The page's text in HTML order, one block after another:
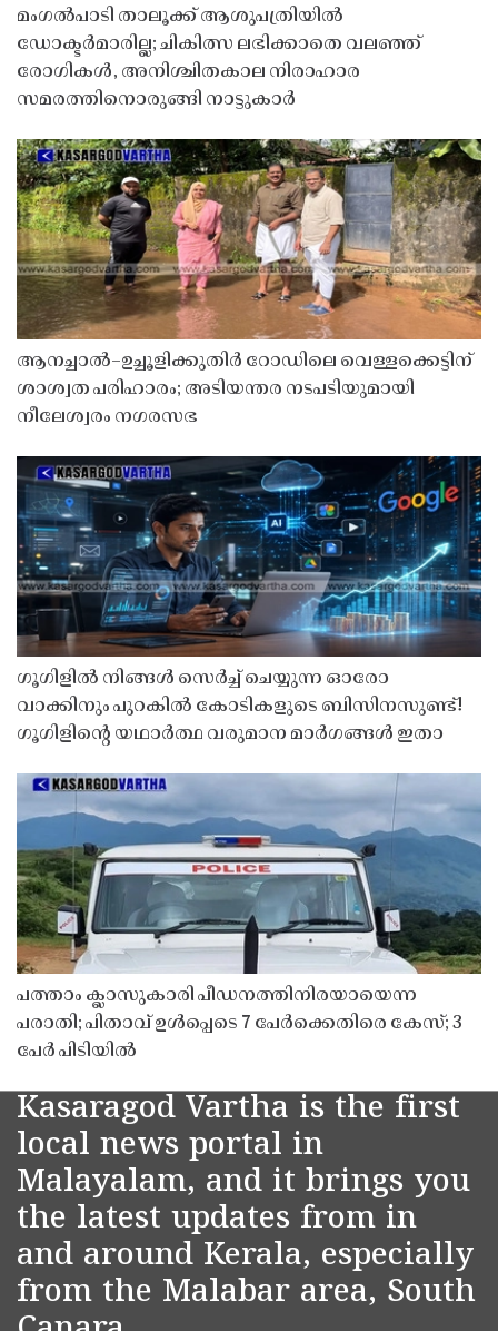
മംഗൽപാടി താലൂക്ക് ആശുപത്രിയിൽ
ഡോക്ടർമാരില്ല; ചികിത്സ ലഭിക്കാതെ വലഞ്ഞ്
രോഗികൾ, അനിശ്ചിതകാല നിരാഹാര
സമരത്തിനൊരുങ്ങി നാട്ടുകാർ
ആനച്ചാൽ–ഉച്ചൂളിക്കുതിർ റോഡിലെ വെള്ളക്കെട്ടിന്
ശാശ്വത പരിഹാരം; അടിയന്തര നടപടിയുമായി
നീലേശ്വരം നഗരസഭ
ഗൂഗിളിൽ നിങ്ങൾ സെർച്ച് ചെയ്യുന്ന ഓരോ
വാക്കിനും പുറകിൽ കോടികളുടെ ബിസിനസുണ്ട്!
ഗൂഗിളിന്റെ യഥാർത്ഥ വരുമാന മാർഗങ്ങൾ ഇതാ
പത്താം ക്ലാസുകാരി പീഡനത്തിനിരയായെന്ന
പരാതി; പിതാവ് ഉൾപ്പെടെ 7 പേർക്കെതിരെ കേസ്; 3
പേർ പിടിയിൽ
Kasaragod Vartha is the first
local news portal in
Malayalam, and it brings you
the latest updates from in
and around Kerala, especially
from the Malabar area, South